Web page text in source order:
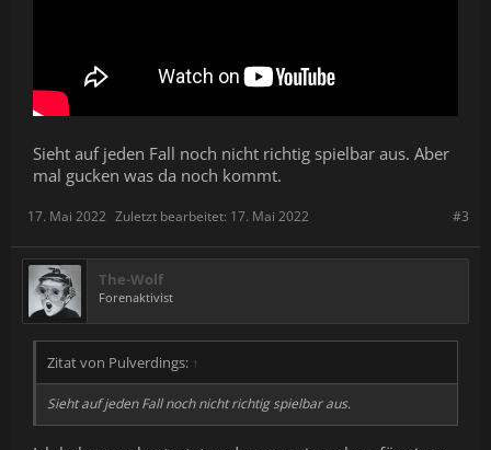
Sieht auf jeden Fall noch nicht richtig spielbar aus. Aber
mal gucken was da noch kommt.
#3
17. Mai 2022 Zuletzt bearbeitet: 17. Mai 2022
The-Wolf
Forenaktivist
Zitat von Pulverdings: ↑
Sieht auf jeden Fall noch nicht richtig spielbar aus.